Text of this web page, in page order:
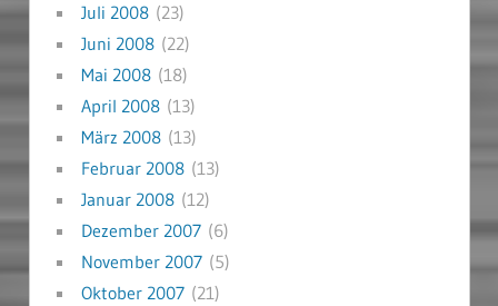
Juli 2008(23)
Juni 2008(22)
Mai 2008(18)
April 2008(13)
März 2008(13)
Februar 2008(13)
Januar 2008(12)
Dezember 2007(6)
November 2007(5)
Oktober 2007(21)